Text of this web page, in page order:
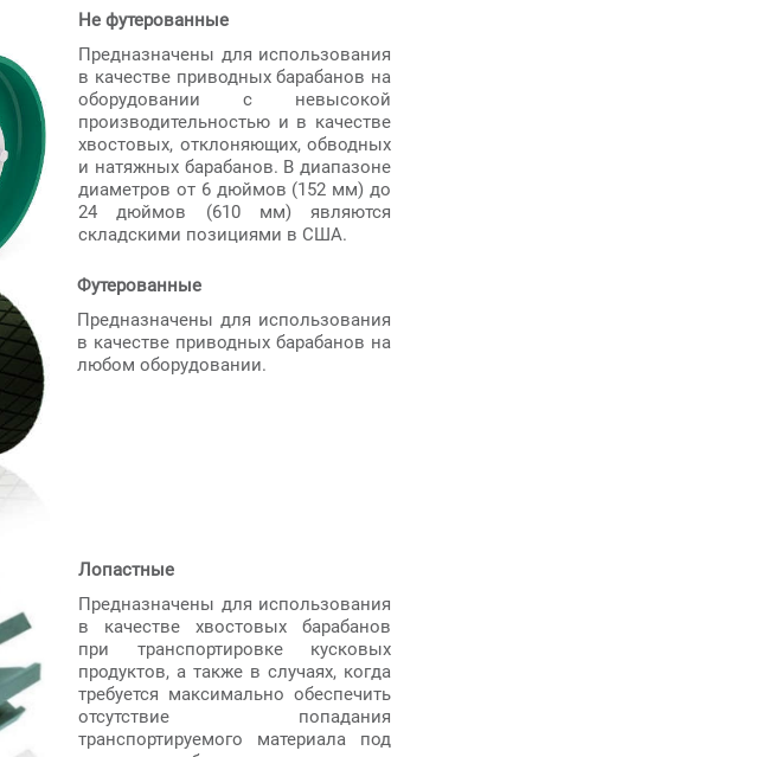
Не футерованные
Предназначены для использования
в качестве приводных барабанов на
оборудовании с невысокой
производительностью и в качестве
хвостовых, отклоняющих, обводных
и натяжных барабанов. В диапазоне
диаметров от 6 дюймов (152 мм) до
24 дюймов (610 мм) являются
складскими позициями в США.
Футерованные
Предназначены для использования
в качестве приводных барабанов на
любом оборудовании.
Лопастные
Предназначены для использования
в качестве хвостовых барабанов
при транспортировке кусковых
продуктов, а также в случаях, когда
требуется максимально обеспечить
отсутствие попадания
транспортируемого материала под